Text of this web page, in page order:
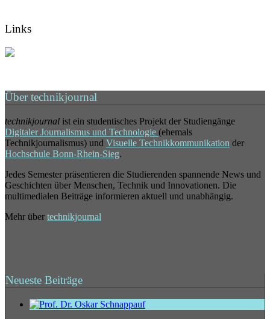
Links
Über technikjournal
technikjournal ist ein studentisches Projekt der Studiengänge
Digitaler Journalismus und Technologie (ehemals
Technikjournalismus) und Visuelle Technikkommunikation der
Hochschule Bonn-Rhein-Sieg.
Jedes Semester präsentieren die Studierenden spannende News und
Geschichten über Menschen, Technik und Innovationen. Die
multimedialen Beiträge informieren aktuell und unabhängig.
Mehr über technikjournal
Neueste Beiträge